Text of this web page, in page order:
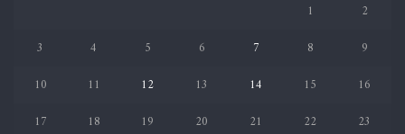
1
2
3
4 5 6 7 8
9
10
11 12 13 14 15
16
17
18 19 20 21 22
23